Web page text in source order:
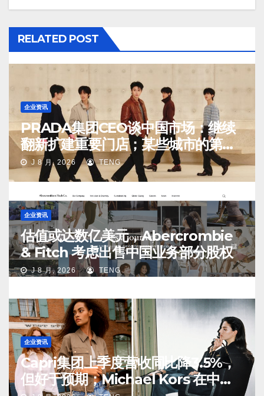
RELATED POST
企业资讯
PRADA集团CEO谈中国市场：继续
翻新扩建重要门店；某些城市的第
二、第三店不再有价值
J 8 月, 2026 TENG
企业资讯
估值或达数亿美元，Abercrombie
& Fitch 考虑出售中国业务部分股权
J 8 月, 2026 TENG
企业资讯
Capri集团上季度营收同比降3.5%，
但好于预期；Michael Kors 在中国